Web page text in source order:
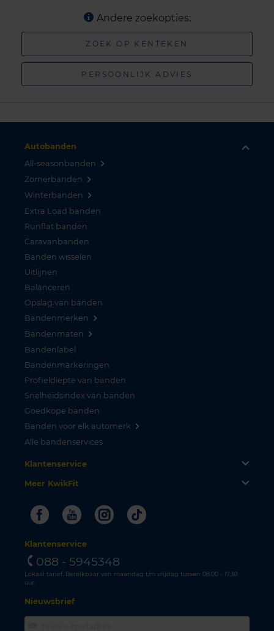
Andere zoekopties:
ZOEK OP KENTEKEN
PERSOONLIJK ADVIES
Autobanden
All-seasonbanden
Zomerbanden
Winterbanden
Extra Load banden
Runflat banden
Caravanbanden
Banden wisselen
Uitlijnen
Balanceren
Opslag van banden
Bandenmerken
Bandenmaten
Bandenlabel
Bandenmarkeringen
Profieldiepte van banden
Snelheidsindex van banden
Goedkope banden
Banden voor elk automerk
Alle bandenservices
Klantenservice
Meer KwikFit
FacebookYoutubeInstagram
Tiktok
Klantenservice
088 - 5945348
Lokaal tarief. Bereikbaar van maandag t/m vrijdag tussen 08.00 - 17.30
uur.
Nieuwsbrief